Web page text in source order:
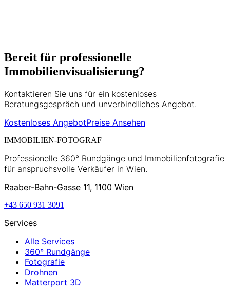
Bereit für professionelle
Immobilienvisualisierung?
Kontaktieren Sie uns für ein kostenloses
Beratungsgespräch und unverbindliches Angebot.
Kostenloses AngebotPreise Ansehen
IMMOBILIEN-FOTOGRAF
Professionelle 360° Rundgänge und Immobilienfotografie
für anspruchsvolle Verkäufer in Wien.
Raaber-Bahn-Gasse 11, 1100 Wien
+43 650 931 3091
Services
Alle Services
360° Rundgänge
Fotografie
Drohnen
Matterport 3D